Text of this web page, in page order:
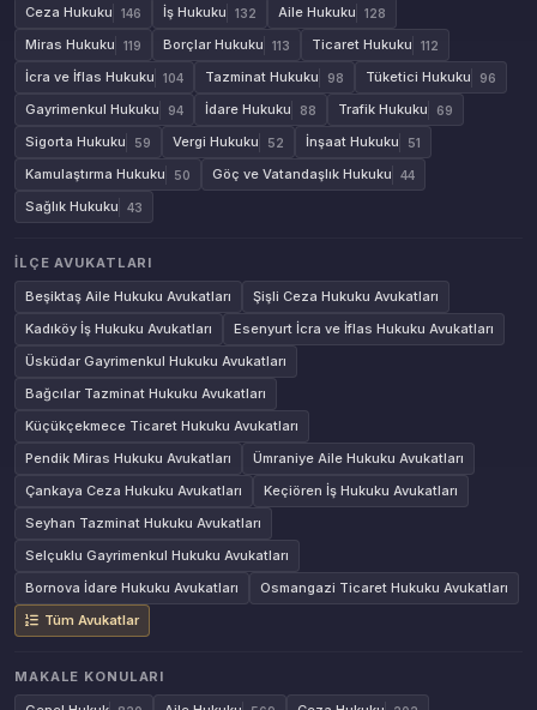
Ceza Hukuku
146 İş Hukuku 132 Aile Hukuku 128
Miras Hukuku 119 Borçlar Hukuku 113 Ticaret Hukuku 112
İcra ve İflas Hukuku 104 Tazminat Hukuku 98 Tüketici Hukuku 96
Gayrimenkul Hukuku 94 İdare Hukuku 88 Trafik Hukuku 69
Sigorta Hukuku 59 Vergi Hukuku 52 İnşaat Hukuku 51
Kamulaştırma Hukuku 50 Göç ve Vatandaşlık Hukuku 44
Sağlık Hukuku 43
İLÇE AVUKATLARI
Beşiktaş Aile Hukuku Avukatları
Şişli Ceza Hukuku Avukatları
Kadıköy İş Hukuku Avukatları
Esenyurt İcra ve İflas Hukuku Avukatları
Üsküdar Gayrimenkul Hukuku Avukatları
Bağcılar Tazminat Hukuku Avukatları
Küçükçekmece Ticaret Hukuku Avukatları
Pendik Miras Hukuku Avukatları
Ümraniye Aile Hukuku Avukatları
Çankaya Ceza Hukuku Avukatları
Keçiören İş Hukuku Avukatları
Seyhan Tazminat Hukuku Avukatları
Selçuklu Gayrimenkul Hukuku Avukatları
Bornova İdare Hukuku Avukatları
Osmangazi Ticaret Hukuku Avukatları
Tüm Avukatlar
MAKALE KONULARI